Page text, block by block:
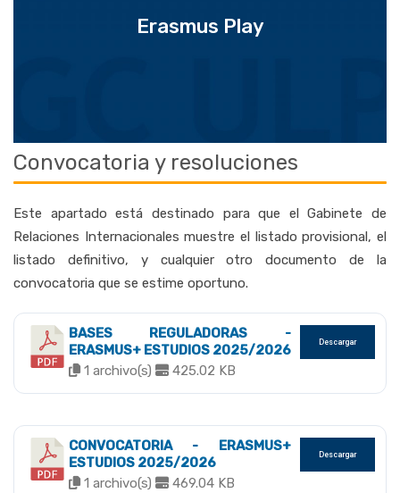
Erasmus Play
Convocatoria y resoluciones
Este apartado está destinado para que el Gabinete de
Relaciones Internacionales muestre el listado provisional, el
listado definitivo, y cualquier otro documento de la
convocatoria que se estime oportuno.
BASES REGULADORAS -
ERASMUS+ ESTUDIOS 2025/2026
1 archivo(s)
425.02 KB
Descargar
CONVOCATORIA - ERASMUS+
ESTUDIOS 2025/2026
1 archivo(s)
469.04 KB
Descargar